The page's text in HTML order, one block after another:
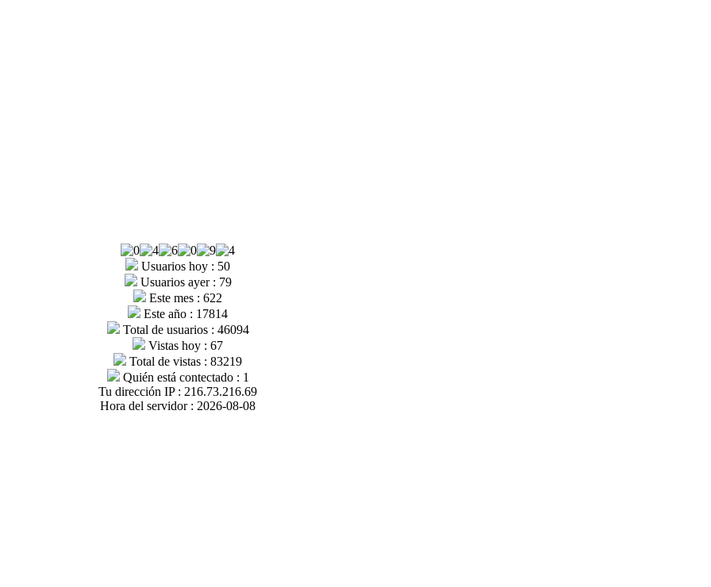
Usuarios hoy : 50
Usuarios ayer : 79
Este mes : 622
Este año : 17814
Total de usuarios : 46094
Vistas hoy : 67
Total de vistas : 83219
Quién está contectado : 1
Tu dirección IP : 216.73.216.69
Hora del servidor : 2026-08-08